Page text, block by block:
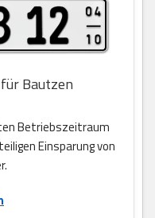
Bautzen
Betriebszeitraum
Einsparung von